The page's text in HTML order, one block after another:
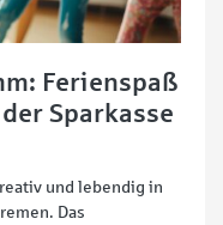
Ferienspaß
Sparkasse
und lebendig in
Das